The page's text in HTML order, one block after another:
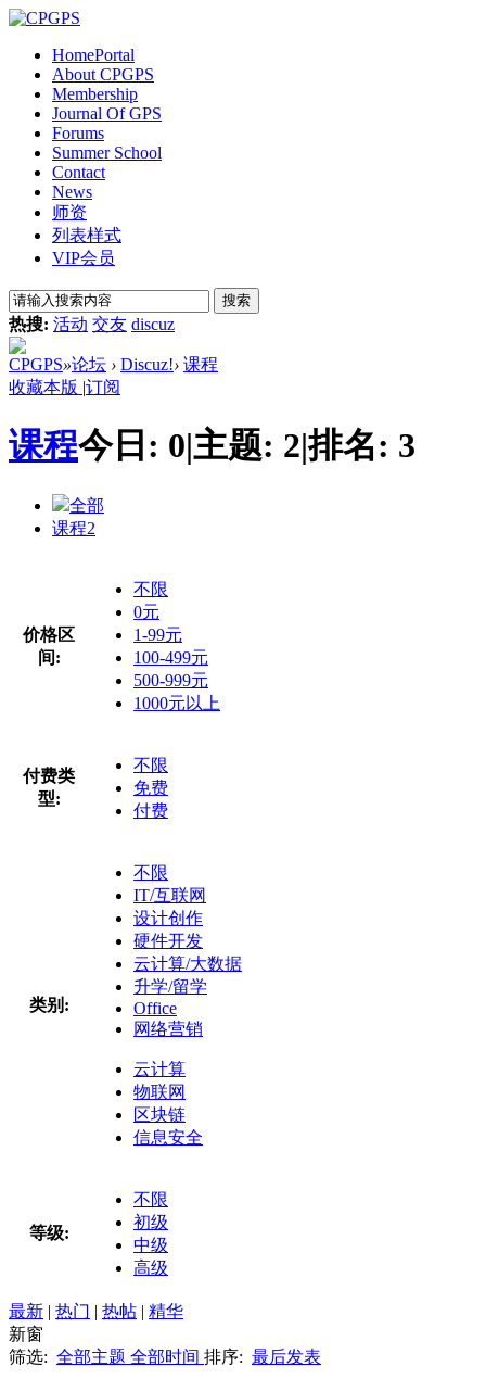
HomePortal
About CPGPS
Membership
Journal Of GPS
Forums
Summer School
Contact
News
师资
列表样式
VIP会员
搜索
热搜: 活动 交友 discuz
CPGPS»论坛 › Discuz!› 课程
收藏本版 |订阅
课程今日: 0|主题: 2|排名: 3
全部
课程2
价格区
间:
不限
0元
1-99元
100-499元
500-999元
1000元以上
付费类
型:
不限
免费
付费
类别:
不限
IT/互联网
设计创作
硬件开发
云计算/大数据
升学/留学
Office
网络营销
云计算
物联网
区块链
信息安全
等级:
不限
初级
中级
高级
最新 | 热门 | 热帖 | 精华
新窗
筛选: 全部主题 全部时间 排序: 最后发表